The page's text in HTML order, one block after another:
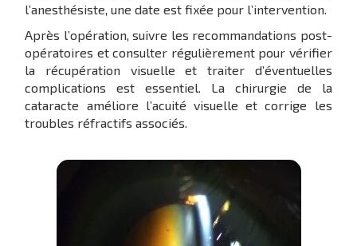
l’anesthésiste, une date est fixée pour l’intervention.
Après l’opération, suivre les recommandations post-
opératoires et consulter régulièrement pour vérifier
la récupération visuelle et traiter d’éventuelles
complications est essentiel. La chirurgie de la
cataracte améliore l’acuité visuelle et corrige les
troubles réfractifs associés.